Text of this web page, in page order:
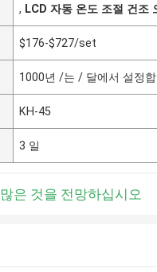
, LCD 자동 온도 조절 건조
$176-$727/set
1000년 /는 / 달에서 설정
KH-45
3 일
은 것을 전망하십시오